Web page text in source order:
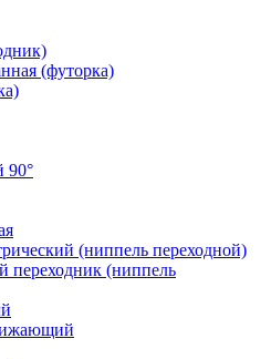
(футорка)
90°
(ниппель переходной)
переходник (ниппель